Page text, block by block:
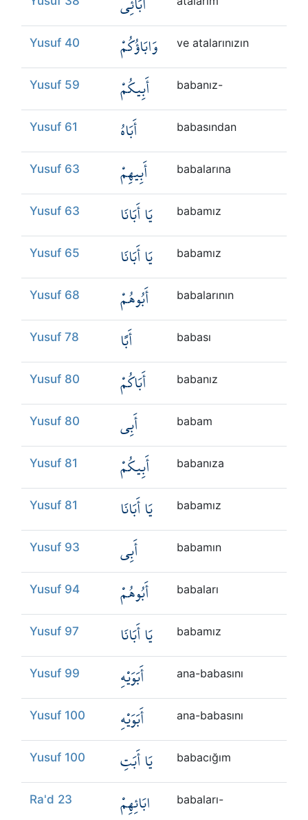
Yusuf 40 وَابَاؤُكُمْ ve atalarınızın
Yusuf 59 أَبِيكُمْ babanız-
Yusuf 61 أَبَاهُ babasından
Yusuf 63 أَبِيهِمْ babalarına
Yusuf 63 يَا أَبَانَا babamız
Yusuf 65 يَا أَبَانَا babamız
Yusuf 68 أَبُوهُمْ babalarının
Yusuf 78 أَبًا babası
Yusuf 80 أَبَاكُمْ babanız
Yusuf 80 أَبِي babam
Yusuf 81 أَبِيكُمْ babanıza
Yusuf 81 يَا أَبَانَا babamız
Yusuf 93 أَبِي babamın
Yusuf 94 أَبُوهُمْ babaları
Yusuf 97 يَا أَبَانَا babamız
Yusuf 99 أَبَوَيْهِ ana-babasını
Yusuf 100 أَبَوَيْهِ ana-babasını
Yusuf 100 يَا أَبَتِ babacığım
Ra'd 23 ابَائِهِمْ babaları-